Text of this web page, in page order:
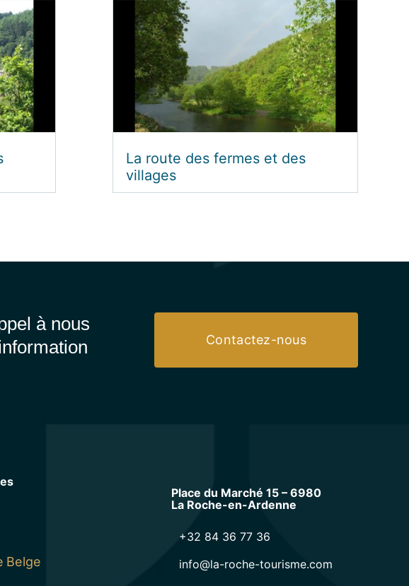
La route des fermes et des
villages
à nous
Contactez-nous
Belge
Place du Marché 15 – 6980
La Roche-en-Ardenne
+32 84 36 77 36
info@la-roche-tourisme.com